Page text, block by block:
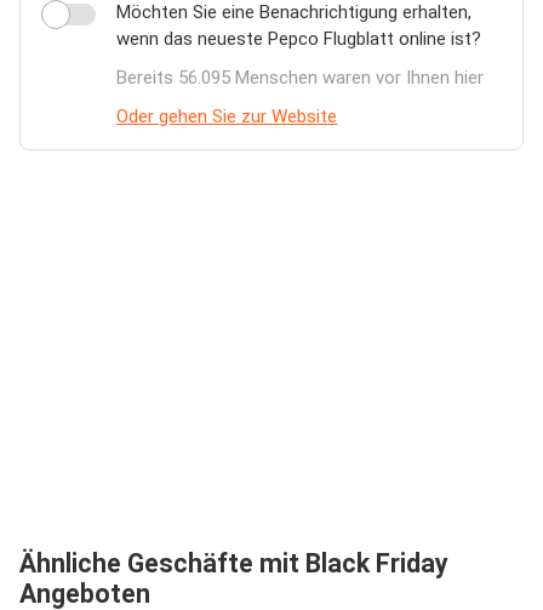
Möchten Sie eine Benachrichtigung erhalten,
wenn das neueste Pepco Flugblatt online ist?
Bereits 56.095 Menschen waren vor Ihnen hier
Oder gehen Sie zur Website
Ähnliche Geschäfte mit Black Friday
Angeboten